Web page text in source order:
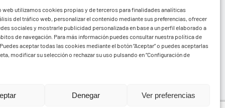
web utilizamos cookies propias y de terceros para finalidades analíticas
del tráfico web, personalizar el contenido mediante sus preferencias, ofrecer
sociales y mostrarle publicidad personalizada en base a un perfil elaborado a
de navegación. Para más información puedes consultar nuestra política de
Puedes aceptar todas las cookies mediante el botón “Aceptar” o puedes aceptarlas
modificar su selección o rechazar su uso pulsando en “Configuración de
Denegar Ver preferencias
POLÍTICA DE PRIVACIDAD
POLÍTICA DE COOKIES (UE)